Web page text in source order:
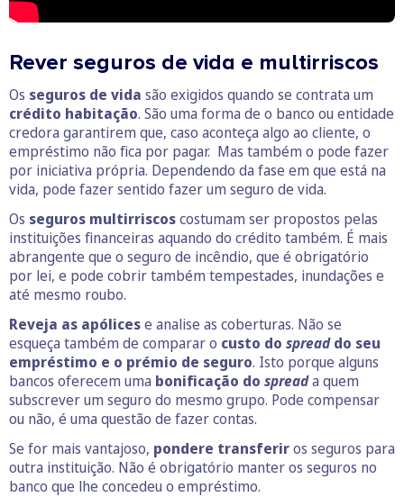
Rever seguros de vida e multirriscos
Os seguros de vida são exigidos quando se contrata um
crédito habitação. São uma forma de o banco ou entidade
credora garantirem que, caso aconteça algo ao cliente, o
empréstimo não fica por pagar. Mas também o pode fazer
por iniciativa própria. Dependendo da fase em que está na
vida, pode fazer sentido fazer um seguro de vida.
Os seguros multirriscoscostumam ser propostos pelas
instituições financeiras aquando do crédito também. É mais
abrangente que o seguro de incêndio, que é obrigatório
por lei, e pode cobrir também tempestades, inundações e
até mesmo roubo.
Reveja as apólicese analise as coberturas. Não se
esqueça também de comparar o custo do spreaddo seu
empréstimo e o prémio de seguro. Isto porque alguns
bancos oferecem uma bonificação do spreada quem
subscrever um seguro do mesmo grupo. Pode compensar
ou não, é uma questão de fazer contas.
Se for mais vantajoso, pondere transferiros seguros para
outra instituição. Não é obrigatório manter os seguros no
banco que lhe concedeu o empréstimo.